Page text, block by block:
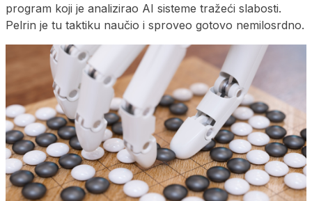
program koji je analizirao AI sisteme tražeći slabosti.
Pelrin je tu taktiku naučio i sproveo gotovo nemilosrdno.